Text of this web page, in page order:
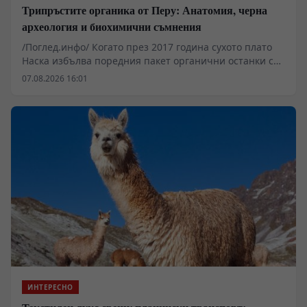
Трипръстите органика от Перу: Анатомия, черна
археология и биохимични съмнения
/Поглед.инфо/ Когато през 2017 година сухото плато
Наска избълва поредния пакет органични останки с
нетипични морфологични белези, сензационният
намереното тяло, покрито с диатомитова пръст, бяха
хвърлени в медийната месомелачка, преди съдебните
медици да стигнат до окончателни заключения.
Докато независимите експерти в Куско анализират
компютърните томографии, историята около
перуанските останки разкрива сложна мрежа от
черна археология, анатомични деформации и
биохимични пъзели.
07.08.2026 16:01
ИНТЕРЕСНО